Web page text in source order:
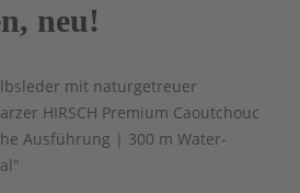
neu!
mit naturgetreuer
HIRSCH Premium Caoutchouc
Ausführung | 300 m Water-